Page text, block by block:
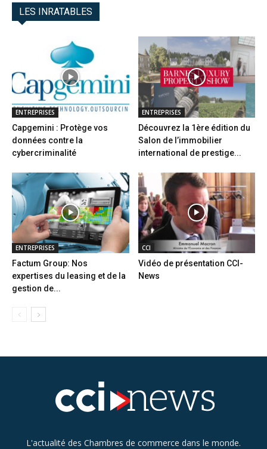
LES INRATABLES
ENTREPRISES
Capgemini : Protège vos
données contre la
cybercriminalité
ENTREPRISES
Découvrez la 1ère édition du
Salon de l’immobilier
international de prestige...
ENTREPRISES
Factum Group: Nos
expertises du leasing et de la
gestion de...
CCI
Vidéo de présentation CCI-
News
L'actualité des Chambres de commerce dans le monde.